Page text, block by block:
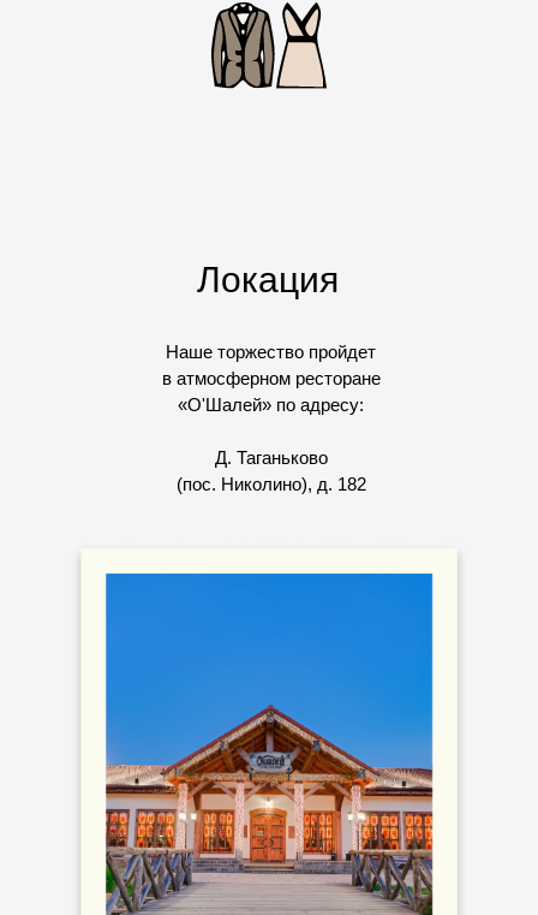
Локация
Наше торжество пройдет
в атмосферном ресторане
«О'Шалей» по адресу:
Д. Таганьково
(пос. Николино), д. 182